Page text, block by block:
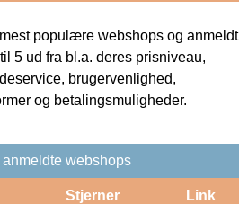
populære webshops og anmeldt
5 ud fra bl.a. deres prisniveau,
brugervenlighed,
og betalingsmuligheder.
anmeldte webshops
Stjerner Link